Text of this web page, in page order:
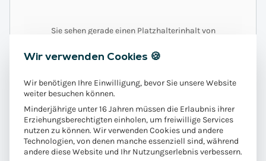
Sie sehen gerade einen Platzhalterinhalt von
klicken Sie auf die Schaltfläche unten. Bitte beachten
Sie, dass dabei Daten an Drittanbieter weitergegeben
Mehr Informationen
Inhalt entsperren
Erforderlichen Service akzeptieren und
Inhalte entsperren
Wir verwenden Cookies 🍪
Wir benötigen Ihre Einwilligung, bevor Sie unsere Website
weiter besuchen können.
Minderjährige unter 16 Jahren müssen die Erlaubnis ihrer
Erziehungsberechtigten einholen, um freiwillige Services
nutzen zu können. Wir verwenden Cookies und andere
Technologien, von denen manche essenziell sind, während
andere diese Website und Ihr Nutzungserlebnis verbessern.